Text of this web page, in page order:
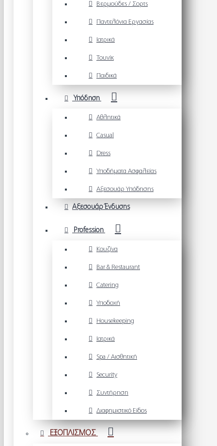
Βερμούδες / Σορτς
Παντελόνια Εργασίας
Ιατρικά
Τουνίκ
Παιδικά
Υπόδηση
Αθλητικά
Casual
Dress
Υποδήματα Ασφαλείας
Αξεσουάρ Υπόδησης
Αξεσουάρ Ένδυσης
Profession
Κουζίνα
Bar & Restaurant
Catering
Υποδοχή
Housekeeping
Ιατρικά
Spa / Αισθητική
Security
Συντήρηση
Διαφημιστικό Είδος
ΕΞΟΠΛΙΣΜΟΣ